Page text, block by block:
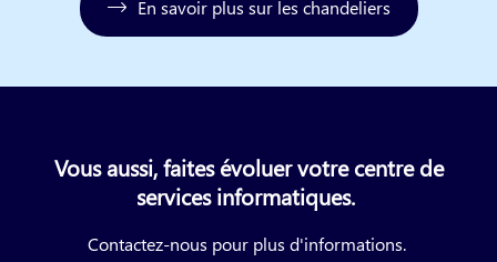
En savoir plus sur les chandeliers
Vous aussi, faites évoluer votre centre de
services informatiques.
Contactez-nous pour plus d'informations.